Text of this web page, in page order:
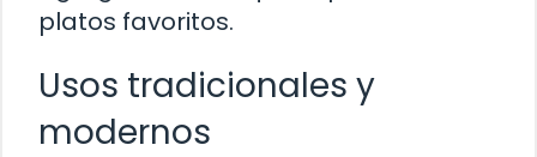
platos favoritos.
Usos tradicionales y
modernos